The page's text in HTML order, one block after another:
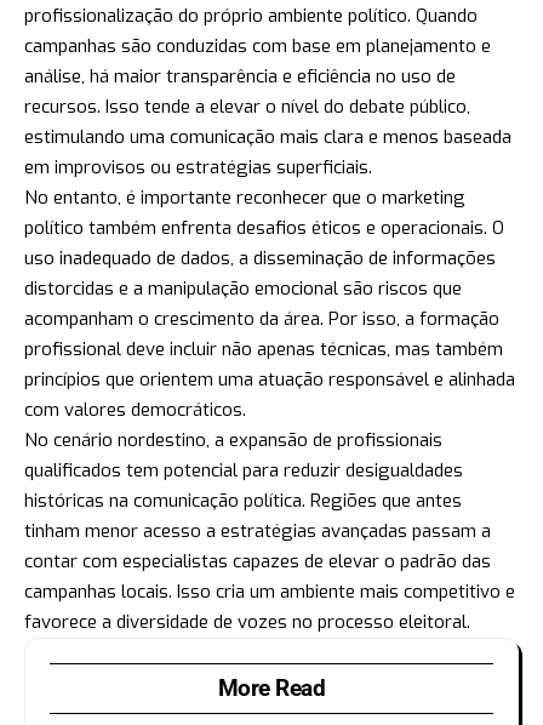
profissionalização do próprio ambiente político. Quando
campanhas são conduzidas com base em planejamento e
análise, há maior transparência e eficiência no uso de
recursos. Isso tende a elevar o nível do debate público,
estimulando uma comunicação mais clara e menos baseada
em improvisos ou estratégias superficiais.
No entanto, é importante reconhecer que o marketing
político também enfrenta desafios éticos e operacionais. O
uso inadequado de dados, a disseminação de informações
distorcidas e a manipulação emocional são riscos que
acompanham o crescimento da área. Por isso, a formação
profissional deve incluir não apenas técnicas, mas também
princípios que orientem uma atuação responsável e alinhada
com valores democráticos.
No cenário nordestino, a expansão de profissionais
qualificados tem potencial para reduzir desigualdades
históricas na comunicação política. Regiões que antes
tinham menor acesso a estratégias avançadas passam a
contar com especialistas capazes de elevar o padrão das
campanhas locais. Isso cria um ambiente mais competitivo e
favorece a diversidade de vozes no processo eleitoral.
More Read